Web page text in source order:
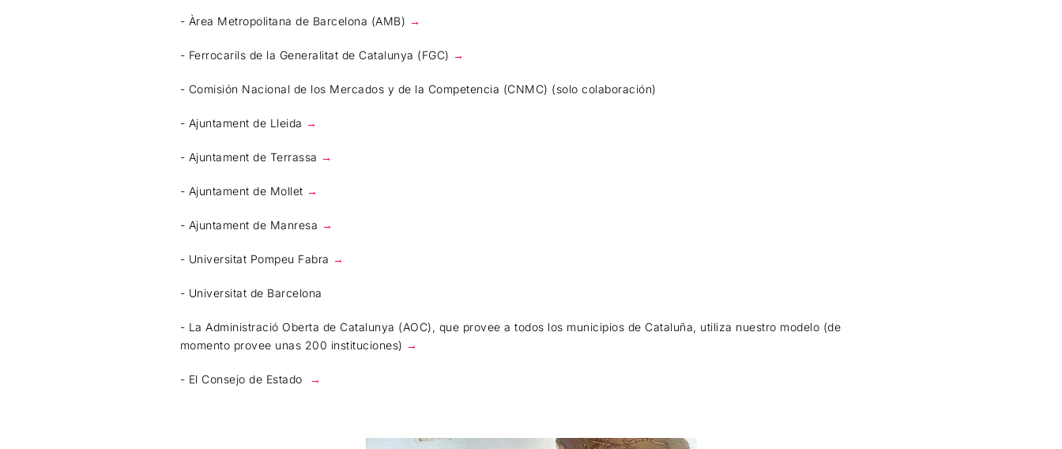
- Àrea Metropolitana de Barcelona (AMB) →
- Ferrocarils de la Generalitat de Catalunya (FGC) →
- Comisión Nacional de los Mercados y de la Competencia (CNMC) (solo colaboración)
- Ajuntament de Lleida →
- Ajuntament de Terrassa →
- Ajuntament de Mollet →
- Ajuntament de Manresa →
- Universitat Pompeu Fabra →
- Universitat de Barcelona
- La Administració Oberta de Catalunya (AOC), que provee a todos los municipios de Cataluña, utiliza nuestro modelo (de
momento provee unas 200 instituciones) →
- El Consejo de Estado →